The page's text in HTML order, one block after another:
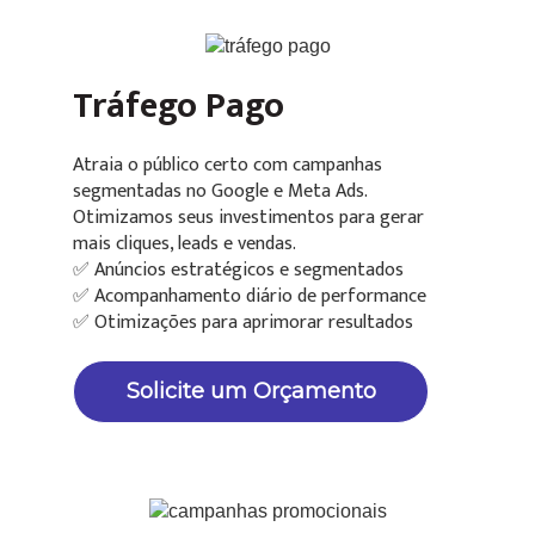
Tráfego Pago
Atraia o público certo com campanhas
segmentadas no Google e Meta Ads.
Otimizamos seus investimentos para gerar
mais cliques, leads e vendas.
✅ Anúncios estratégicos e segmentados
✅ Acompanhamento diário de performance
✅ Otimizações para aprimorar resultados
Solicite um Orçamento